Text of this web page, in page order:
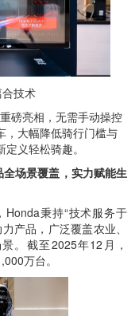
技术
磅亮相，无需手动操控
，大幅降低骑行门槛与
义轻松骑趣。
场景覆盖，实力赋能生
秉持“技术服务于
产品，广泛覆盖农业、
。截至2025年12月，
万台。